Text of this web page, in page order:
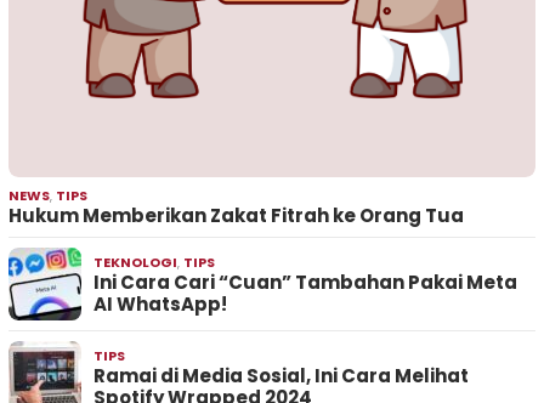
NEWS, TIPS
Hukum Memberikan Zakat Fitrah ke Orang Tua
TEKNOLOGI, TIPS
Ini Cara Cari “Cuan” Tambahan Pakai Meta
AI WhatsApp!
TIPS
Ramai di Media Sosial, Ini Cara Melihat
Spotify Wrapped 2024